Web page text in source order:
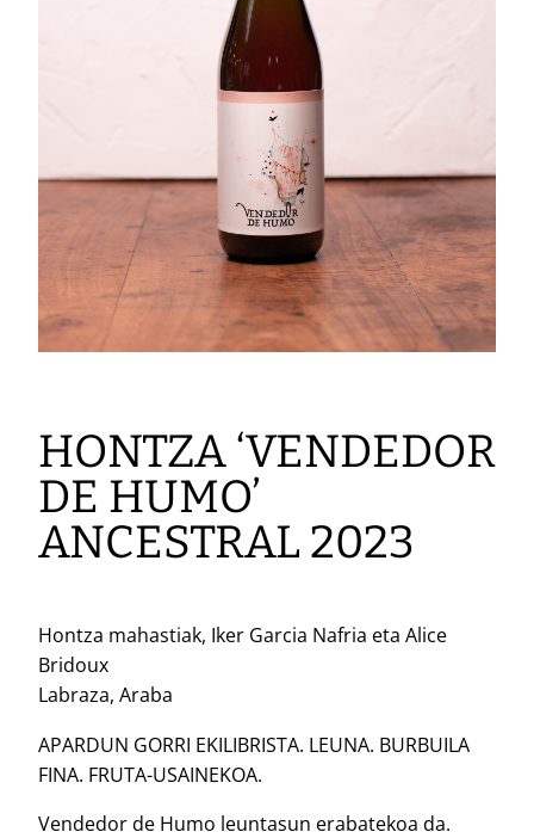
HONTZA ‘VENDEDOR
DE HUMO’
ANCESTRAL 2023
Hontza mahastiak, Iker Garcia Nafria eta Alice
Bridoux
Labraza, Araba
APARDUN GORRI EKILIBRISTA. LEUNA. BURBUILA
FINA. FRUTA-USAINEKOA.
Vendedor de Humo leuntasun erabatekoa da.